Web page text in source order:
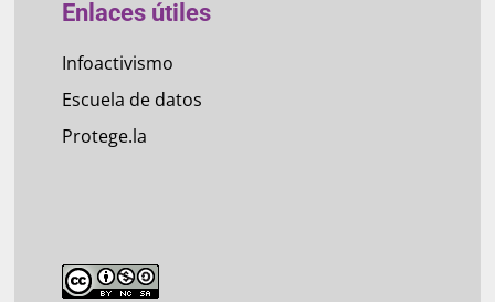
Enlaces útiles
Infoactivismo
Escuela de datos
Protege.la